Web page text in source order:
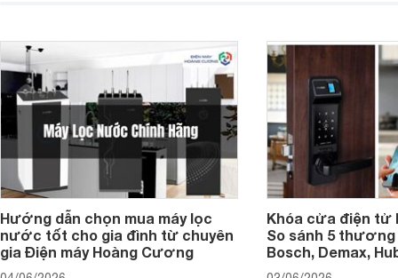
Hướng dẫn chọn mua máy lọc
nước tốt cho gia đình từ chuyên
gia Điện máy Hoàng Cương
Khóa cửa điện tử
So sánh 5 thương
Bosch, Demax,